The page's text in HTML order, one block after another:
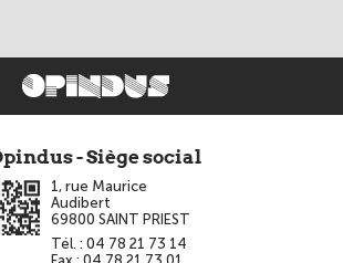
- Siège social
1, rue Maurice
Audibert
69800 SAINT PRIEST
Tél. : 04 78 21 73 14